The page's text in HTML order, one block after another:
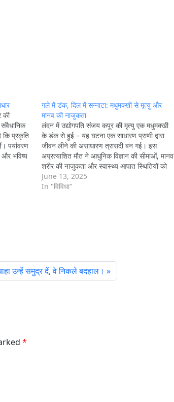
की
संवैधानिक
कि प्रकृति
पर्यावरण
भविष्य
गले में डंक, दिल में सन्नाटा: मधुमक्खी से मृत्यु और
मानव की नाजुकता
लंदन में उद्योगपति संजय कपूर की मृत्यु एक मधुमक्खी
के डंक से हुई – यह घटना एक साधारण प्राणी द्वारा
जीवन लीने की असाधारण त्रासदी बन गई। इस
अप्रत्याशित मौत ने आधुनिक विज्ञान की सीमाओं, मानव
शरीर की नाजुकता और स्वास्थ्य आपात स्थितियों को
लेकर समाज की लापरवाही को उजागर…
June 13, 2025
In "विविधा"
उन्हें समुद्र दें, वे निकले बदहाल।
*